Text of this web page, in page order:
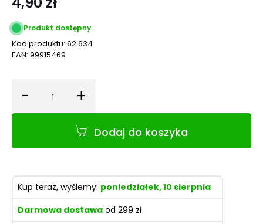
Produkt dostępny
Kod produktu: 62.634
EAN: 99915469
- Ilość +
Dodaj do koszyka
Kup teraz, wyślemy: poniedziałek, 10 sierpnia
Darmowa dostawa od 299 zł